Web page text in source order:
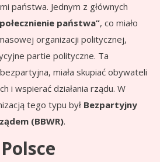
państwa. Jednym z głównych
państwa”, co miało
organizacji politycznej,
partie polityczne. Ta
miała skupiać obywateli
i wspierać działania rządu. W
tego typu był Bezpartyjny
(BBWR).